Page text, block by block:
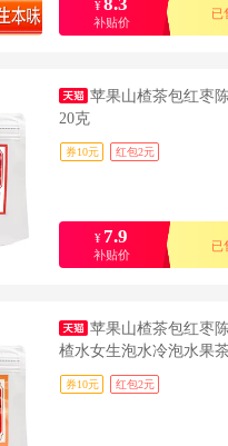
¥
补贴价
已
苹果山楂茶包红枣
20克
券10元 红包2元
¥ 7.9
补贴价
已
苹果山楂茶包红枣
楂水女生泡水冷泡水果
券10元 红包2元